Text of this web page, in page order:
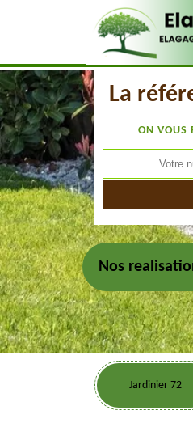
La
ON VOUS
Nos
Jardinier 72